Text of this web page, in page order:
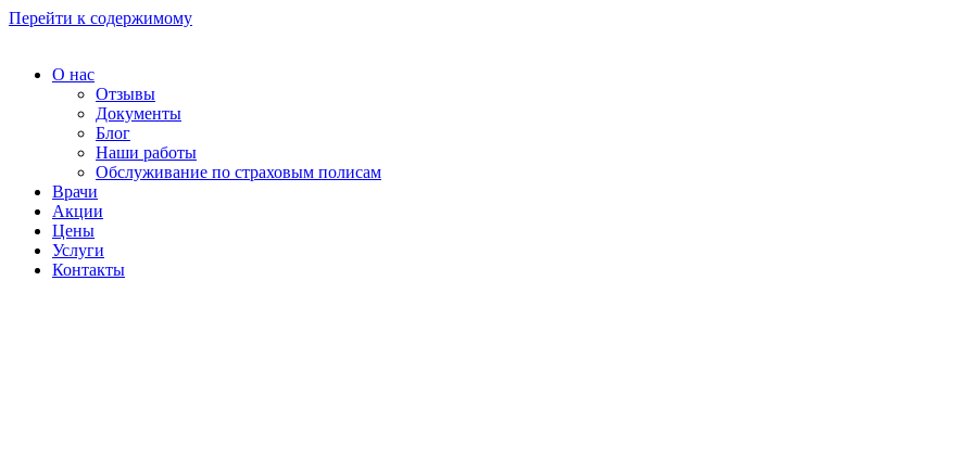
Перейти к содержимому
О нас
Отзывы
Документы
Блог
Наши работы
Обслуживание по страховым полисам
Врачи
Акции
Цены
Услуги
Контакты